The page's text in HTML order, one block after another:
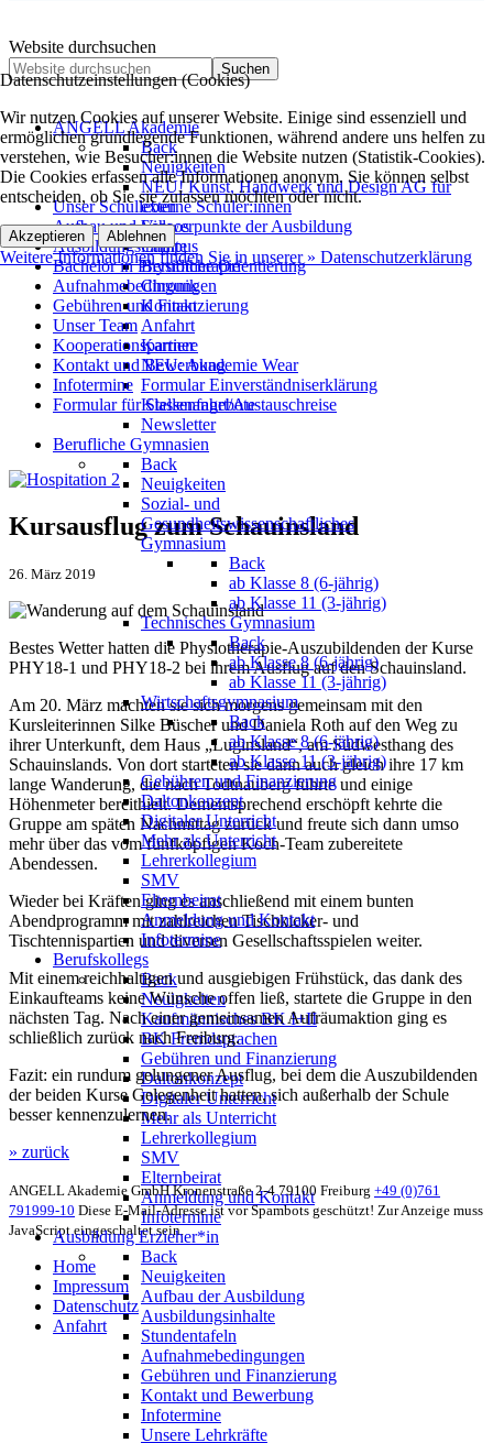
Website durchsuchen
Suchen
ANGELL Akademie
Back
Neuigkeiten
NEU! Kunst, Handwerk und Design AG für
externe Schüler:innen
Videos
Campus
Berufliche Orientierung
Chronik
Kontakt
Anfahrt
Karriere
NEU: Akademie Wear
Formular Einverständniserklärung
Klassenfahrt/Austauschreise
Newsletter
Berufliche Gymnasien
Back
Neuigkeiten
Sozial- und
Gesundheitswissenschaftliches
Gymnasium
Back
ab Klasse 8 (6-jährig)
ab Klasse 11 (3-jährig)
Technisches Gymnasium
Back
ab Klasse 8 (6-jährig)
ab Klasse 11 (3-jährig)
Wirtschaftsgymnasium
Back
ab Klasse 8 (6-jährig)
ab Klasse 11 (3-jährig)
Gebühren und Finanzierung
Daltonkonzept
Digitaler Unterricht
Mehr als Unterricht
Lehrerkollegium
SMV
Elternbeirat
Anmeldung und Kontakt
Infotermine
Berufskollegs
Back
Neuigkeiten
Kaufmännisches BK I+II
BK Fremdsprachen
Gebühren und Finanzierung
Daltonkonzept
Digitaler Unterricht
Mehr als Unterricht
Lehrerkollegium
SMV
Elternbeirat
Anmeldung und Kontakt
Infotermine
Ausbildung Erzieher*in
Back
Neuigkeiten
Aufbau der Ausbildung
Ausbildungsinhalte
Stundentafeln
Aufnahmebedingungen
Gebühren und Finanzierung
Kontakt und Bewerbung
Infotermine
Unsere Lehrkräfte
Unser Schulleben
Aufbau und Schwerpunkte der Ausbildung
Ausbildungsinhalte
Bachelor in Physiotherapie
Aufnahmebedingungen
Gebühren und Finanzierung
Unser Team
Kooperationspartner
Kontakt und Bewerbung
Infotermine
Formular für Stellenangebote
Kursausflug zum Schauinsland
26. März 2019
Bestes Wetter hatten die Physiotherapie-Auszubildenden der Kurse
PHY18-1 und PHY18-2 bei ihrem Ausflug auf den Schauinsland.
Am 20. März machten sie sich morgens gemeinsam mit den
Kursleiterinnen Silke Büscher und Daniela Roth auf den Weg zu
ihrer Unterkunft, dem Haus „Luginsland“, am Südwesthang des
Schauinslands. Von dort starteten sie dann auch gleich ihre 17 km
lange Wanderung, die nach Todtnauberg führte und einige
Höhenmeter bereithielt. Dementsprechend erschöpft kehrte die
Gruppe am späten Nachmittag zurück und freute sich dann umso
mehr über das vom fünfköpfigen Koch-Team zubereitete
Abendessen.
Wieder bei Kräften ging es anschließend mit einem bunten
Abendprogramm mit zahlreichen Tischkicker- und
Tischtennispartien und diversen Gesellschaftsspielen weiter.
Mit einem reichhaltigen und ausgiebigen Frühstück, das dank des
Einkaufteams keine Wünsche offen ließ, startete die Gruppe in den
nächsten Tag. Nach einer gemeinsamen Aufräumaktion ging es
schließlich zurück nach Freiburg.
Fazit: ein rundum gelungener Ausflug, bei dem die Auszubildenden
der beiden Kurse Gelegenheit hatten, sich außerhalb der Schule
besser kennenzulernen.
» zurück
ANGELL Akademie GmbH Kronenstraße 2-4 79100 Freiburg +49 (0)761
791999-10 Diese E-Mail-Adresse ist vor Spambots geschützt! Zur Anzeige muss
JavaScript eingeschaltet sein.
Home
Impressum
Datenschutz
Anfahrt
Datenschutzeinstellungen (Cookies)
Wir nutzen Cookies auf unserer Website. Einige sind essenziell und
ermöglichen grundlegende Funktionen, während andere uns helfen zu
verstehen, wie Besucher:innen die Website nutzen (Statistik-Cookies).
Die Cookies erfassen alle Informationen anonym. Sie können selbst
entscheiden, ob Sie sie zulassen möchten oder nicht.
Akzeptieren Ablehnen
Weitere Informationen finden Sie in unserer » Datenschutzerklärung